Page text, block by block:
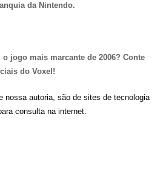
da Nintendo.
jogo mais marcante de 2006? Conte
do Voxel!
nossa autoria, são de sites de tecnologia
consulta na internet.